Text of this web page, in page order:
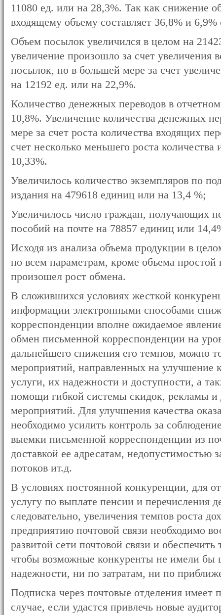
11080 ед. или на 28,3%. Так как снижение
входящему объему составляет 36,8% и 6,9%
Объем посылок увеличился в целом на
увеличение произошло за счет увеличения
посылок, но в большей мере за счет
на 12192 ед. или на 22,9%.
Количество денежных переводов в
10,8%. Увеличение количества денежных
мере за счет роста количества входящих
счет несколько меньшего роста количества
10,33%.
Увеличилось количество экземпляров по
издания на 479618 единиц или на 13,4 %;
Увеличилось число граждан, получающих
пособий на почте на 78857 единиц или
Исходя из анализа объема продукции в
по всем параметрам, кроме объема
произошел рост обмена.
В сложившихся условиях жесткой
информации электронными способами
корреспонденции вполне ожидаемое
обмен письменной корреспонденции на
дальнейшего снижения его темпов, можно
мероприятий, направленных на улучшение
услуги, их надежности и доступности, а
помощи гибкой системы скидок, рекламы и
мероприятий. Для улучшения качества
необходимо усилить контроль за
выемки письменной корреспонденции из
доставкой ее адресатам, недопустимостью
потоков ит.д.
В условиях постоянной конкуренции, для
услугу по выплате пенсии и перечисления
следовательно, увеличения темпов роста
предприятию почтовой связи необходимо
развитой сети почтовой связи и
чтобы возможные конкуренты не имели бы
надежности, ни по затратам, ни по
Подписка через почтовые отделения имеет
случае, если удастся привлечь новые